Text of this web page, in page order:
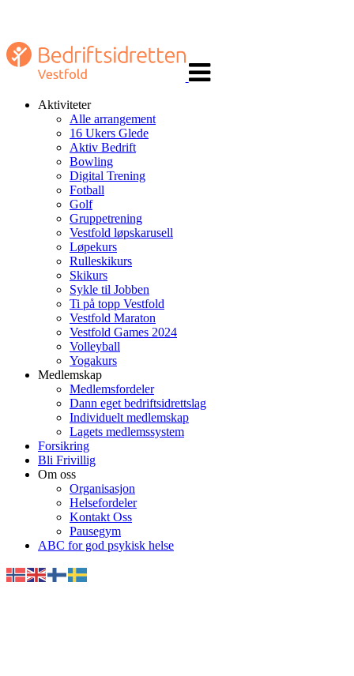
navigasjon
Aktiviteter
Alle arrangement
16 Ukers Glede
Aktiv Bedrift
Bowling
Digital Trening
Fotball
Golf
Gruppetrening
Vestfold løpskarusell
Løpekurs
Rulleskikurs
Skikurs
Sykle til Jobben
Ti på topp Vestfold
Vestfold Maraton
Vestfold Games 2024
Volleyball
Yogakurs
Medlemskap
Medlemsfordeler
Dann eget bedriftsidrettslag
Individuelt medlemskap
Lagets medlemssystem
Forsikring
Bli Frivillig
Om oss
Organisasjon
Helsefordeler
Kontakt Oss
Pausegym
ABC for god psykisk helse